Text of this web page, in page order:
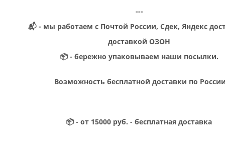
---
📬 - мы работаем с Почтой России, Сдек, Яндекс
доставкой ОЗОН
📦 - бережно упаковываем наши посылки.
Возможность бесплатной доставки по
📦 - от 15000 руб. - бесплатная доставка